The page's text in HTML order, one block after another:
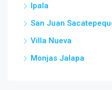
Ipala
San Juan
Villa Nueva
Monjas Jalapa